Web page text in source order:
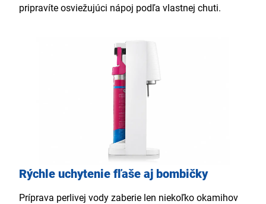
pripravíte osviežujúci nápoj podľa vlastnej chuti.
Rýchle uchytenie fľaše aj bombičky
Príprava perlivej vody zaberie len niekoľko okamihov